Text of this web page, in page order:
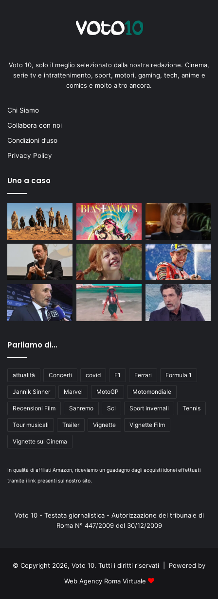
Voto 10, solo il meglio selezionato dalla nostra redazione. Cinema,
serie tv e intrattenimento, sport, motori, gaming, tech, anime e
comics e molto altro ancora.
Chi Siamo
Collabora con noi
Condizioni d’uso
Privacy Policy
Uno a caso
Parliamo di…
attualità Concerti covid F1 Ferrari Formula 1
Jannik Sinner Marvel MotoGP Motomondiale
Recensioni Film Sanremo Sci Sport invernali Tennis
Tour musicali Trailer Vignette Vignette Film
Vignette sul Cinema
In qualità di affiliati Amazon, riceviamo un guadagno dagli acquisti idonei effettuati
tramite i link presenti sul nostro sito.
Voto 10 - Testata giornalistica - Autorizzazione del tribunale di
Roma N° 447/2009 del 30/12/2009
© Copyright 2026, Voto 10. Tutti i diritti riservati | Powered by
Web Agency Roma Virtuale